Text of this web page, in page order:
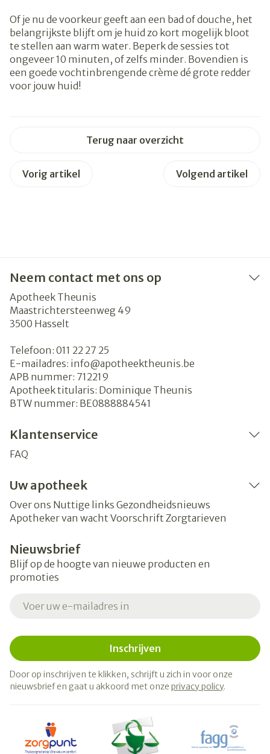
Of je nu de voorkeur geeft aan een bad of douche, het
belangrijkste blijft om je huid zo kort mogelijk bloot
te stellen aan warm water. Beperk de sessies tot
ongeveer 10 minuten, of zelfs minder. Bovendien is
een goede vochtinbrengende crème dé grote redder
voor jouw huid!
Terug naar overzicht
Vorig artikel Volgend artikel
Neem contact met ons op
Apotheek Theunis
Maastrichtersteenweg 49
3500 Hasselt
Telefoon: 011 22 27 25
E-mailadres: info@apotheektheunis.be
APB nummer: 712219
Apotheek titularis: Dominique Theunis
BTW nummer: BE0888884541
Klantenservice
FAQ
Uw apotheek
Over ons Nuttige links Gezondheidsnieuws
Apotheker van wacht Voorschrift Zorgtarieven
Nieuwsbrief
Blijf op de hoogte van nieuwe producten en
promoties
Inschrijven
Door op inschrijven te klikken, schrijft u zich in voor onze
nieuwsbrief en gaat u akkoord met onze privacy policy.